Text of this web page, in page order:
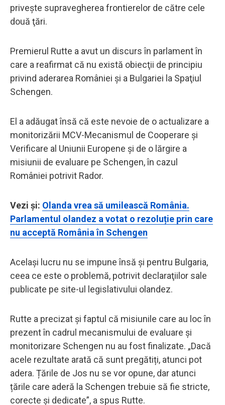
priveşte supravegherea frontierelor de către cele
două ţări.
Premierul Rutte a avut un discurs în parlament în
care a reafirmat că nu există obiecţii de principiu
privind aderarea României şi a Bulgariei la Spaţiul
Schengen.
El a adăugat însă că este nevoie de o actualizare a
monitorizării MCV-Mecanismul de Cooperare şi
Verificare al Uniunii Europene şi de o lărgire a
misiunii de evaluare pe Schengen, în cazul
României potrivit Rador.
Vezi și: Olanda vrea să umilească România.
Parlamentul olandez a votat o rezoluție prin care
nu acceptă România în Schengen
Același lucru nu se impune însă şi pentru Bulgaria,
ceea ce este o problemă, potrivit declaraţiilor sale
publicate pe site-ul legislativului olandez.
Rutte a precizat şi faptul că misiunile care au loc în
prezent în cadrul mecanismului de evaluare şi
monitorizare Schengen nu au fost finalizate. „Dacă
acele rezultate arată că sunt pregătiți, atunci pot
adera. Țările de Jos nu se vor opune, dar atunci
țările care aderă la Schengen trebuie să fie stricte,
corecte şi dedicate”, a spus Rutte.